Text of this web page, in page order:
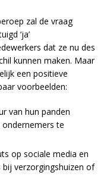
zal de vraag
‘ja’
dat ze nu des
kunnen maken. Maar
een positieve
voorbeelden:
van hun panden
te
op sociale media en
verzorgingshuizen of